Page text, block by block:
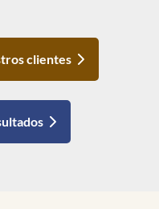
clientes